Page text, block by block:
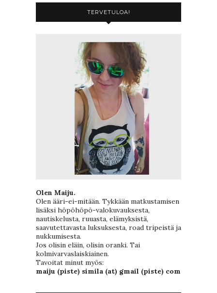
TERVETULOA!
Olen Maiju.
Olen ääri-ei-mitään. Tykkään matkustamisen
lisäksi höpöhöpö-valokuvauksesta,
nautiskelusta, ruuasta, elämyksistä,
saavutettavasta luksuksesta, road tripeistä ja
nukkumisesta.
Jos olisin eläin, olisin oranki. Tai
kolmivarvaslaiskiainen.
Tavoitat minut myös:
maiju (piste) simila (at) gmail (piste) com